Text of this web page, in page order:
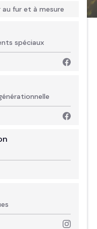
fur et à mesure
spéciaux